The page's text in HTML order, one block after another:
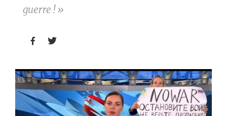
guerre ! »
 